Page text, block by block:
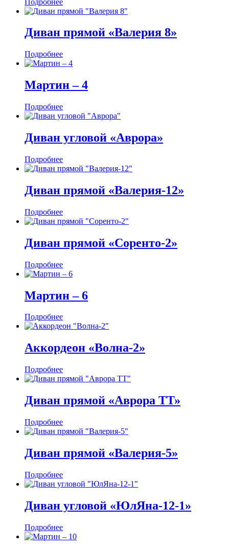
Диван прямой «Валерия 8»
Подробнее
Мартин ‒ 4
Подробнее
Диван угловой «Аврора»
Подробнее
Диван прямой «Валерия-12»
Подробнее
Диван прямой «Соренто-2»
Подробнее
Мартин ‒ 6
Подробнее
Аккордеон «Волна-2»
Подробнее
Диван прямой «Аврора ТТ»
Подробнее
Диван прямой «Валерия-5»
Подробнее
Диван угловой «ЮлЯна-12-1»
Подробнее